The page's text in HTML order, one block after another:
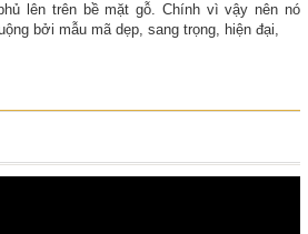
lên trên bề mặt gỗ. Chính vì vậy nên nó
bởi mẫu mã dẹp, sang trọng, hiện đại,